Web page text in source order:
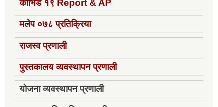
कोभिड १९ Report & AP
मलेप ०७८ प्रतिक्रिया
राजस्व प्रणाली
पुस्तकालय व्यवस्थापन प्रणाली
योजना व्यवस्थापन प्रणाली